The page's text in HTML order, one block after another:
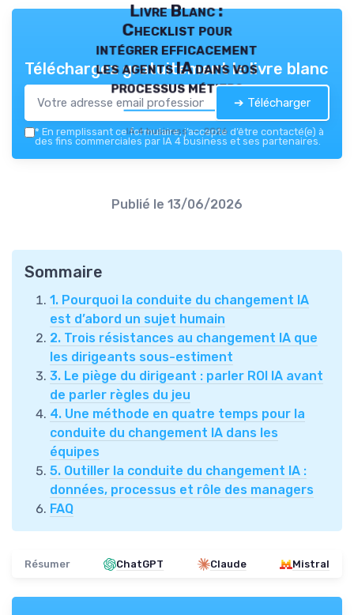
Livre Blanc :
Checklist pour
intégrer efficacement
les agents IA dans vos
processus métiers
IA 4 business — 2026
Téléchargez gratuitement le livre blanc
➔ Télécharger
* En remplissant ce formulaire, j’accepte d’être contacté(e) à
des fins commerciales par IA 4 business et ses partenaires.
Publié le 13/06/2026
Sommaire
1. Pourquoi la conduite du changement IA
est d’abord un sujet humain
2. Trois résistances au changement IA que
les dirigeants sous-estiment
3. Le piège du dirigeant : parler ROI IA avant
de parler règles du jeu
4. Une méthode en quatre temps pour la
conduite du changement IA dans les
équipes
5. Outiller la conduite du changement IA :
données, processus et rôle des managers
FAQ
Résumer ChatGPT Claude Mistral